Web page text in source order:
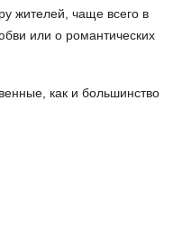
жителей, чаще всего в
или о романтических
как и большинство